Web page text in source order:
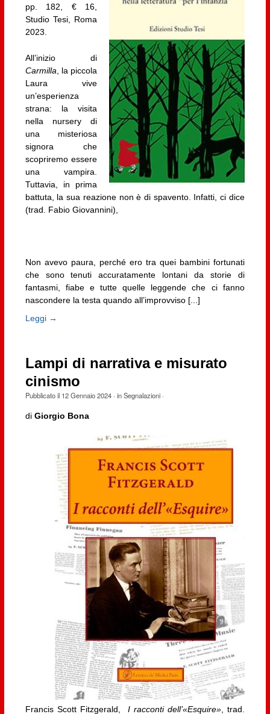
pp. 182, € 16,
Studio Tesi, Roma
2023.
All’inizio di
Carmilla, la piccola
Laura vive
un’esperienza
strana: la visita
nella nursery di
una misteriosa
signora che
scopriremo essere
una vampira.
Tuttavia, in prima
battuta, la sua reazione non è di spavento. Infatti, ci dice
(trad. Fabio Giovannini),
Non avevo paura, perché ero tra quei bambini fortunati
che sono tenuti accuratamente lontani da storie di
fantasmi, fiabe e tutte quelle leggende che ci fanno
nascondere la testa quando all’improvviso [...]
Leggi →
Lampi di narrativa e misurato
cinismo
Pubblicato il 12 Gennaio 2024· inSegnalazioni·
di Giorgio Bona
Francis Scott Fitzgerald, I racconti dell’«Esquire», trad.